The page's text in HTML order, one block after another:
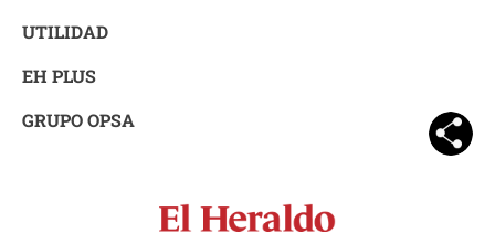
UTILIDAD
EH PLUS
GRUPO OPSA